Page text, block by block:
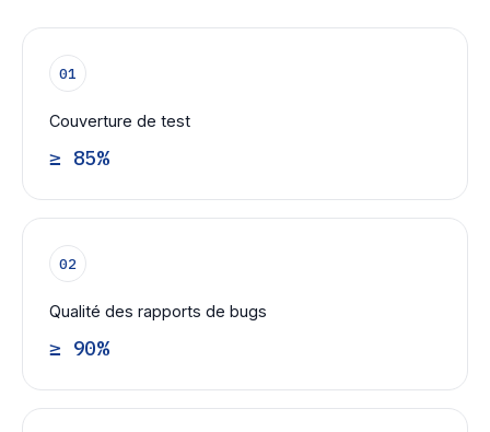
01
Couverture de test
≥ 85%
02
Qualité des rapports de bugs
≥ 90%